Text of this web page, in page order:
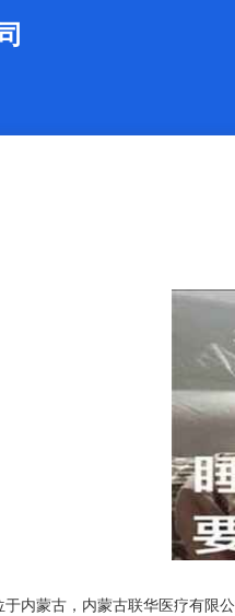
内蒙古，内蒙古联华医疗有限